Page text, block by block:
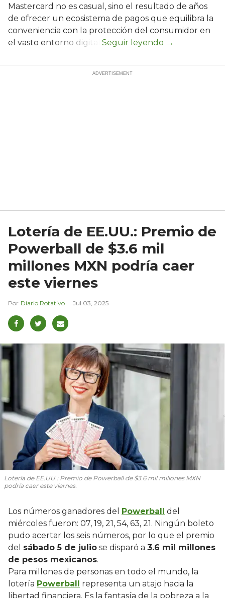
Mastercard no es casual, sino el resultado de años
de ofrecer un ecosistema de pagos que equilibra la
conveniencia con la protección del consumidor en
el vasto entorno digital.
Lotería de EE.UU.: Premio de
Powerball de $3.6 mil
millones MXN podría caer
este viernes
Diario Rotativo Jul 03, 2025
Lotería de EE.UU.: Premio de Powerball de $3.6 mil millones MXN
podría caer este viernes.
Los números ganadores del Powerball del
miércoles fueron: 07, 19, 21, 54, 63, 21. Ningún boleto
pudo acertar los seis números, por lo que el premio
del sábado 5 de julio se disparó a 3.6 mil millones
de pesos mexicanos.
Para millones de personas en todo el mundo, la
lotería Powerball representa un atajo hacia la
libertad financiera. Es la fantasía de la pobreza a la